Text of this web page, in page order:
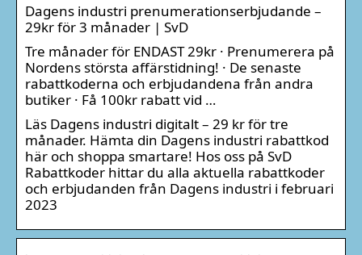
Dagens industri prenumerationserbjudande –
29kr för 3 månader | SvD
Tre månader för ENDAST 29kr · Prenumerera på
Nordens största affärstidning! · De senaste
rabattkoderna och erbjudandena från andra
butiker · Få 100kr rabatt vid …
Läs Dagens industri digitalt – 29 kr för tre
månader. Hämta din Dagens industri rabattkod
här och shoppa smartare! Hos oss på SvD
Rabattkoder hittar du alla aktuella rabattkoder
och erbjudanden från Dagens industri i februari
2023